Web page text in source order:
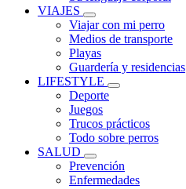
VIAJES
Viajar con mi perro
Medios de transporte
Playas
Guardería y residencias
LIFESTYLE
Deporte
Juegos
Trucos prácticos
Todo sobre perros
SALUD
Prevención
Enfermedades